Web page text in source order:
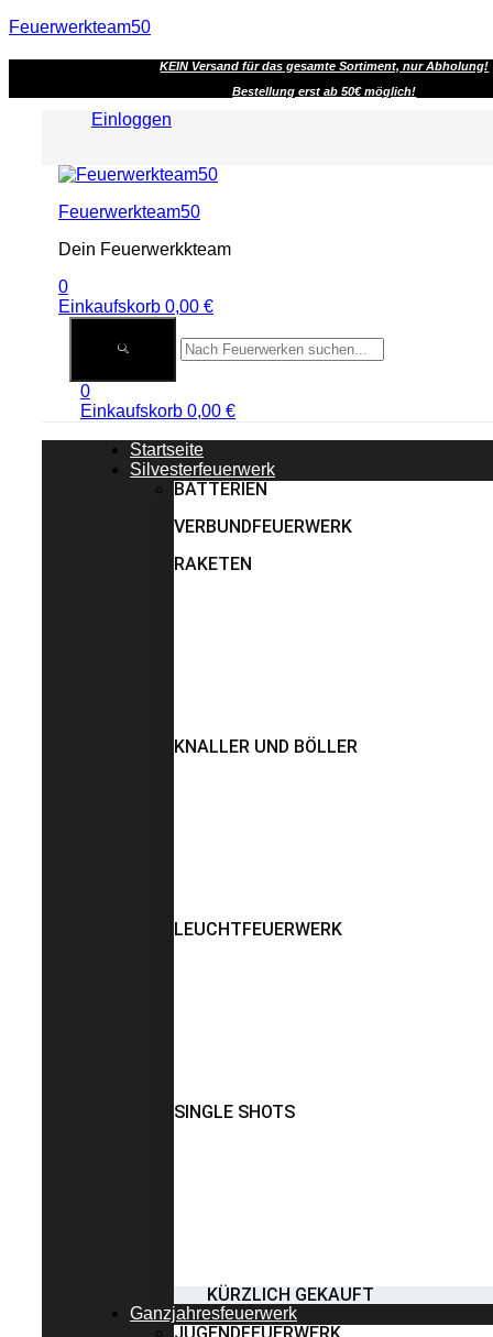
Feuerwerkteam50
KEIN Versand für das gesamte Sortiment, nur Abholung!
Bestellung erst ab 50€ möglich!
Einloggen
Menu
Feuerwerkteam50
Dein Feuerwerkkteam
0
Einkaufskorb 0,00 €
0
Einkaufskorb 0,00 €
Startseite
Silvesterfeuerwerk
BATTERIEN
VERBUNDFEUERWERK
RAKETEN
KNALLER UND BÖLLER
LEUCHTFEUERWERK
SINGLE SHOTS
KÜRZLICH GEKAUFT
Ganzjahresfeuerwerk